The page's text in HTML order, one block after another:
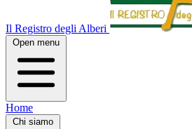
Il Registro degli Alberi
Open menu
Home
Chi siamo